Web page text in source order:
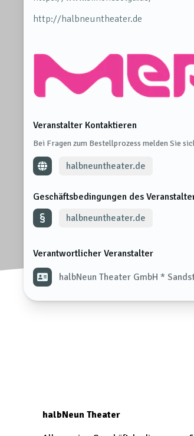
http://halbneuntheater.de
Veranstalter Kontaktieren
Bei Fragen zum Bestellprozess melden Sie
halbneuntheater.de
Geschäftsbedingungen des
halbneuntheater.de
Verantwortlicher Veranstalter
halbNeun Theater GmbH *
halbNeun Theater